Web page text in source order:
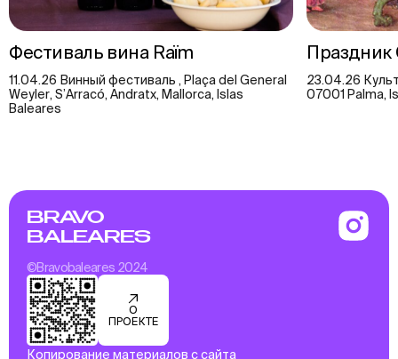
Фестиваль вина Raïm
11.04.26 Винный фестиваль , Plaça del General
Weyler, S’Arracó, Andratx, Mallorca, Islas
Baleares
Праздник
23.04.26
07001 Palma,
BRAVO
BALEARES
©Bravobaleares 2024
О
ПРОЕКТЕ
Копирование материалов с сайта